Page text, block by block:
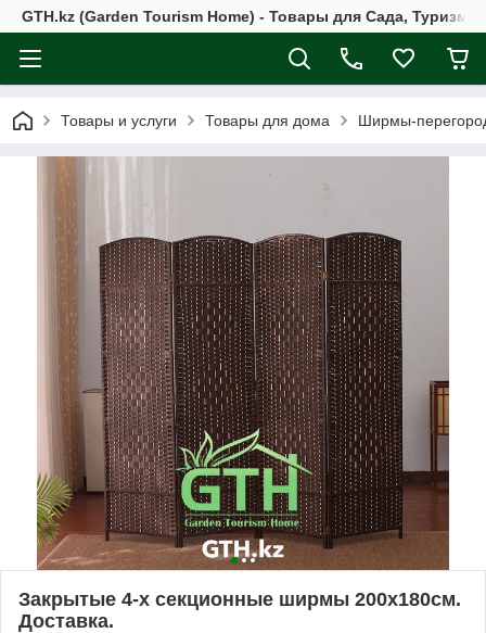
GTH.kz (Garden Tourism Home) - Товары для Сада, Туризма
Товары и услуги Товары для дома Ширмы-
Закрытые 4-х секционные ширмы 200х180см.
Доставка.